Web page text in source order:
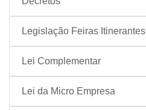
Legislação Feiras Itinerantes
Lei Complementar
Lei da Micro Empresa